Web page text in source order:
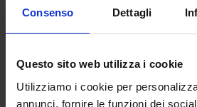
Consenso Dettagli
Questo sito web utilizza i cookie
Utilizziamo i cookie per
annunci, fornire le funzioni dei
Opzioni disponibili: –
controllati elettronicamente – LDS
Telaio